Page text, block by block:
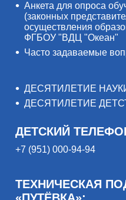
Анкета для опроса
(законных
осуществления
ФГБОУ "ВДЦ "Океан"
Часто задаваемые
ДЕСЯТИЛЕТИЕ
ДЕСЯТИЛЕТИЕ
ДЕТСКИЙ
+7 (951) 000-94-94
ТЕХНИЧЕСКАЯ